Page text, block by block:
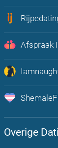
Chat, flirt en vind
Rijpe Dating is
Afspraak
Onbeperkt
regio
Op zoek naar
Overige